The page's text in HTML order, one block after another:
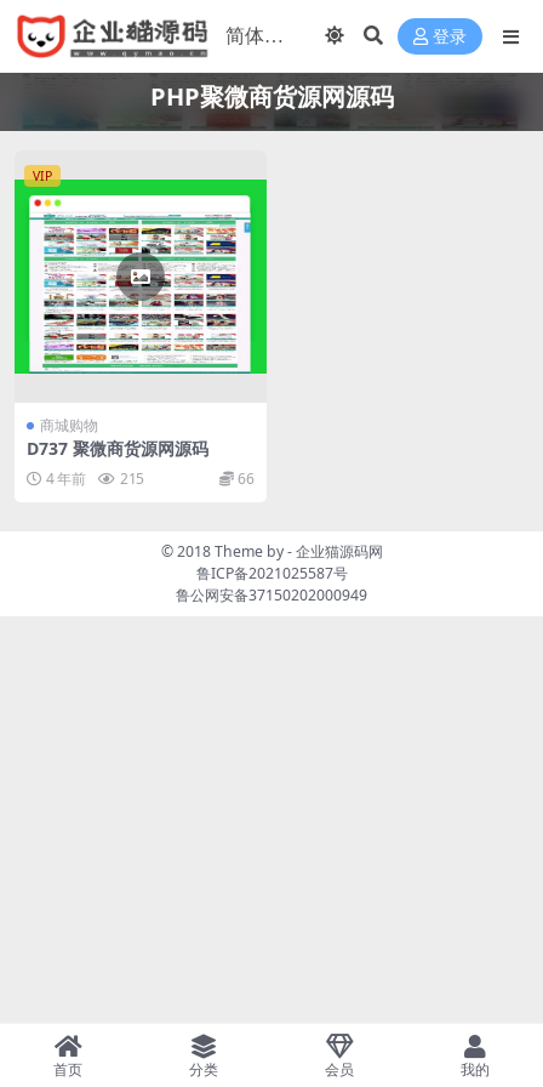
登录
PHP聚微商货源网源码
VIP
商城购物
D737 聚微商货源网源码
4 年前 215 66
© 2018 Theme by -企业猫源码网
鲁ICP备2021025587号
鲁公网安备37150202000949
首页 分类 会员 我的